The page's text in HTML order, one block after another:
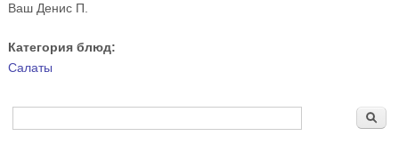
Ваш Денис П.
Категория блюд:
Салаты
Форма поиска